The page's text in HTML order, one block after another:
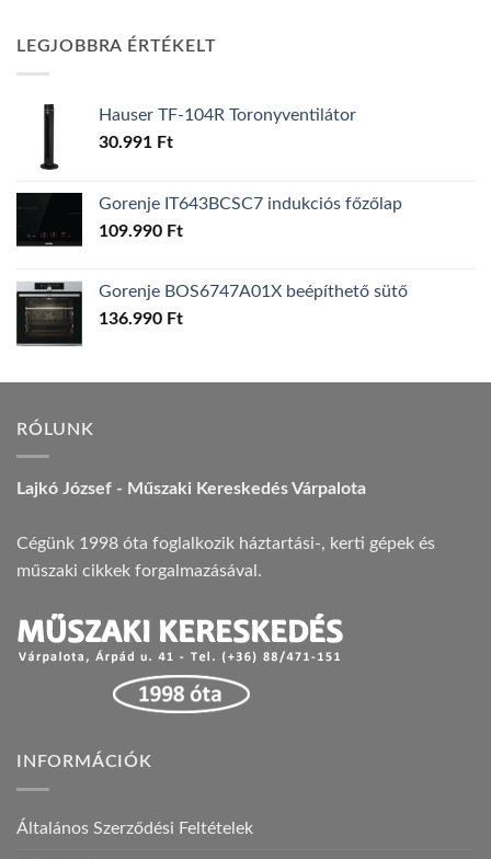
157.990 Ft.
LEGJOBBRA ÉRTÉKELT
Hauser TF-104R Toronyventilátor
30.991 Ft
Gorenje IT643BCSC7 indukciós főzőlap
109.990 Ft
Gorenje BOS6747A01X beépíthető sütő
136.990 Ft
RÓLUNK
Lajkó József - Műszaki Kereskedés Várpalota
Cégünk 1998 óta foglalkozik háztartási-, kerti gépek és
műszaki cikkek forgalmazásával.
INFORMÁCIÓK
Általános Szerződési Feltételek